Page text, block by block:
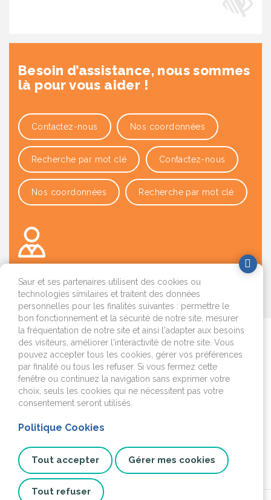
Besoin d’assistance, nous sommes
là pour vous aider !
Contactez-nous Nos coordonnées
Recherche par mot clé Contactez-nous
Nos coordonnées Recherche par mot clé
OK
Je déménage
J'emménage ou je fais
construire
Je cherche un plombier
Saur et ses partenaires utilisent des cookies ou
technologies similaires et traitent des données
personnelles pour les finalités suivantes : permettre le
bon fonctionnement et la sécurité de notre site, mesurer
la fréquentation de notre site et ainsi l'adapter aux besoins
des visiteurs, améliorer l'interactivité de notre site. Vous
pouvez accepter tous les cookies, gérer vos préférences
par finalité ou tous les refuser. Si vous fermez cette
fenêtre ou continuez la navigation sans exprimer votre
choix, seuls les cookies qui ne nécessitent pas votre
consentement seront utilisés.
Politique Cookies
Tout accepter Gérer mes cookies
Tout refuser